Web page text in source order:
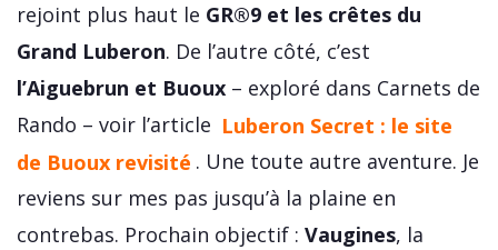
rejoint plus haut le GR®9 et les crêtes du
Grand Luberon. De l’autre côté, c’est
l’Aiguebrun et Buoux – exploré dans Carnets de
Rando – voir l’article Luberon Secret : le site
de Buoux revisité . Une toute autre aventure. Je
reviens sur mes pas jusqu’à la plaine en
contrebas. Prochain objectif : Vaugines, la